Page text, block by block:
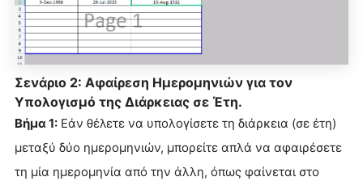
Σενάριο 2: Αφαίρεση Ημερομηνιών για τον
Υπολογισμό της Διάρκειας σε Έτη.
Βήμα 1: Εάν θέλετε να υπολογίσετε τη διάρκεια (σε έτη)
μεταξύ δύο ημερομηνιών, μπορείτε απλά να αφαιρέσετε
τη μία ημερομηνία από την άλλη, όπως φαίνεται στο